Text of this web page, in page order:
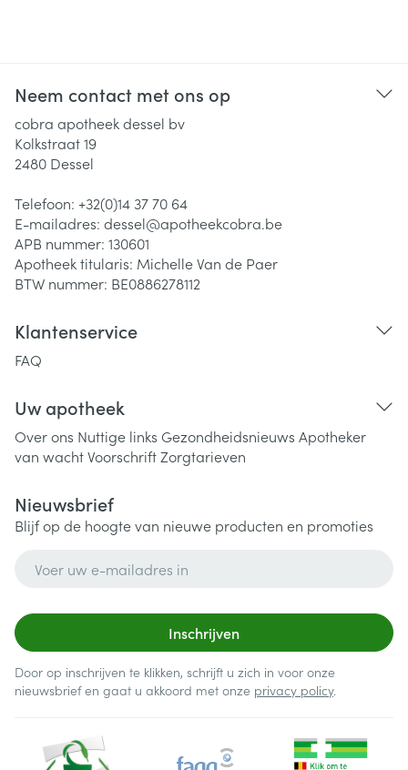
Neem contact met ons op
cobra apotheek dessel bv
Kolkstraat 19
2480 Dessel
Telefoon: +32(0)14 37 70 64
E-mailadres: dessel@apotheekcobra.be
APB nummer: 130601
Apotheek titularis: Michelle Van de Paer
BTW nummer: BE0886278112
Klantenservice
FAQ
Uw apotheek
Over ons Nuttige links Gezondheidsnieuws Apotheker
van wachtVoorschriftZorgtarieven
Nieuwsbrief
Blijf op de hoogte van nieuwe producten en promoties
Inschrijven
Door op inschrijven te klikken, schrijft u zich in voor onze
nieuwsbrief en gaat u akkoord met onze privacy policy.